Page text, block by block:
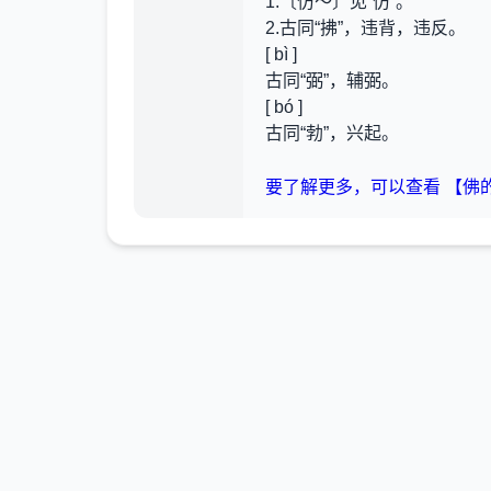
2.古同“拂”，违背，违反。
[ bì ]
古同“弼”，辅弼。
[ bó ]
古同“勃”，兴起。
要了解更多，可以查看 【佛